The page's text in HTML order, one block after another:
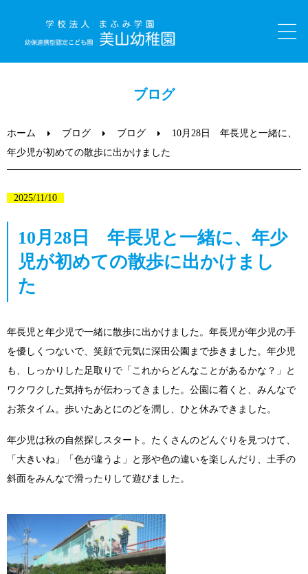
入園について
Instagram
ブログ
ホーム ブログ ブログ
10月28日 年長児と一緒に、
年少児が初めての散歩に出かけました
2025/11/10
10月28日 年長児と一緒に、年少
児が初めての散歩に出かけまし
た
年長児と年少児で一緒に散歩に出かけました。年長児が年少児の手
を優しくつないで、笑顔で元気に深田公園まで歩きました。年少児
も、しっかりした足取りで「これからどんなことがあるかな？」と
ワクワクした気持ちが伝わってきました。公園に着くと、みんなで
お茶タイム。歩いたあとにのどを潤し、ひと休みできました。
年少児は秋の自然探しスタート。たくさんのどんぐりを見つけて、
「大きいね」「色が違うよ」と形や色の違いを楽しんだり、土手の
斜面をみんなで滑ったりして遊びました。